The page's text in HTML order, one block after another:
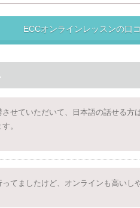
ECCオンラインレッスンの口
させていただいて、日本語の話せる方
。
てましたけど、オンラインも高いし